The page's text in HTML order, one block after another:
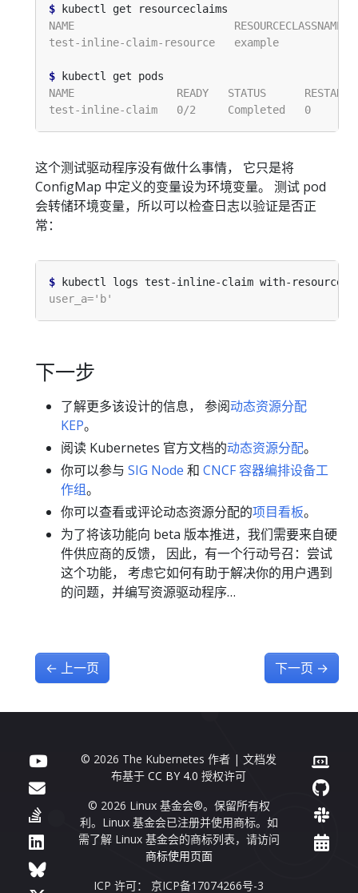
$
$
这个测试驱动程序没有做什么事情， 它只是将
ConfigMap 中定义的变量设为环境变量。 测试 pod
会转储环境变量，所以可以检查日志以验证是否正
常：
$
下一步
了解更多该设计的信息， 参阅动态资源分配
KEP。
阅读 Kubernetes 官方文档的动态资源分配。
你可以参与 SIG Node 和 CNCF 容器编排设备工
作组。
你可以查看或评论动态资源分配的项目看板。
为了将该功能向 beta 版本推进，我们需要来自硬
件供应商的反馈， 因此，有一个行动号召：尝试
这个功能， 考虑它如何有助于解决你的用户遇到
的问题，并编写资源驱动程序…
← 上一页 下一页 →
© 2026 The Kubernetes 作者 | 文档发
布基于CC BY 4.0 授权许可
© 2026 Linux 基金会®。保留所有权
利。Linux 基金会已注册并使用商标。如
需了解 Linux 基金会的商标列表，请访问
商标使用页面
ICP 许可： 京ICP备17074266号-3